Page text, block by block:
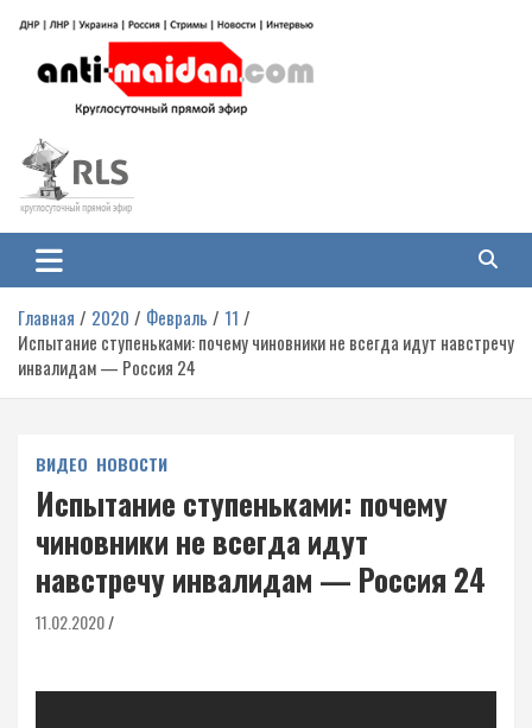
содержимому
Антимайдан: Гражданская война
на Украине
гражданской войне на Украине, включая события в Новороссии, ДНР,
ЛНР и других регионах.
Главная 2020 Февраль
11
Испытание ступеньками: почему чиновники не всегда идут навстречу
инвалидам — Россия 24
ВИДЕО НОВОСТИ
Испытание ступеньками: почему
чиновники не всегда идут
навстречу инвалидам — Россия 24
11.02.2020